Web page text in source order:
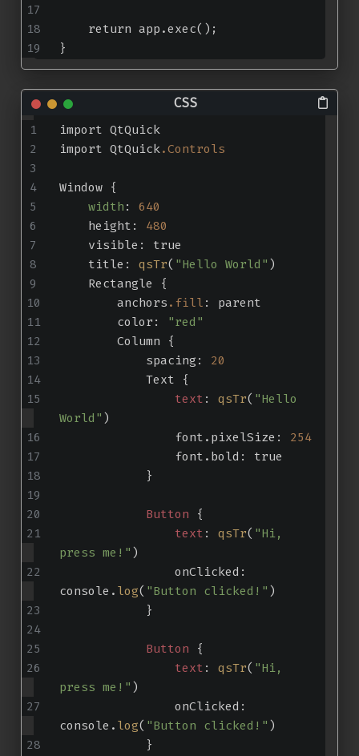
    return app.exec();
}
import QtQuick
import QtQuick.Controls
Window {
width : 640
    height:
480
    visible: true
    title:
qsTr( "Hello World" )
    Rectangle {
        anchors
.fill : parent
        color:
"red"
        Column {
            spacing:
20
            Text {
text : qsTr( "Hello
World" )
                font.pixelSize:
254
                font.bold: true
            }
Button {
text : qsTr( "Hi,
press me!" )
console. log( "Button clicked!" )
            }
Button {
text : qsTr( "Hi,
press me!" )
console. log( "Button clicked!" )
            }